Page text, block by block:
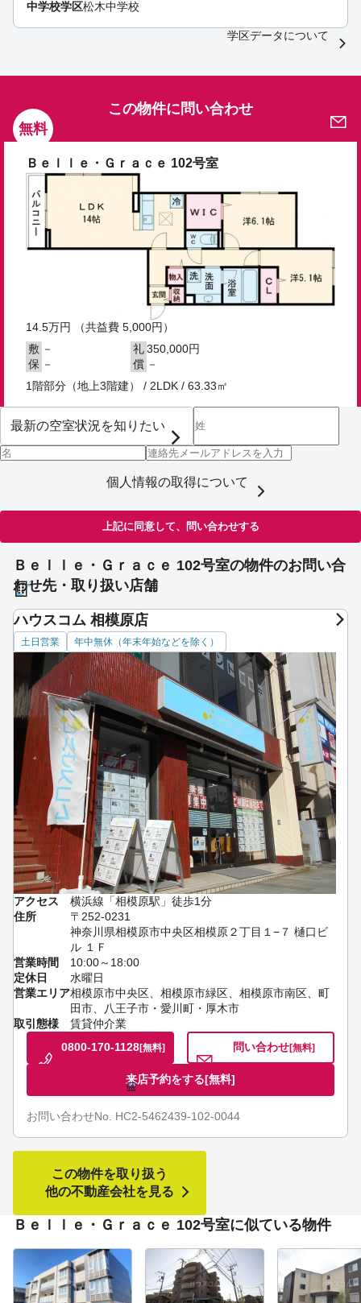
中学校学区松木中学校
学区データについて
無料
この物件に問い合わせ
Ｂｅｌｌｅ・Ｇｒａｃｅ 102号室
14.5万円
（共益費 5,000円）
敷 － 礼350,000円
保 － 償 －
1階部分（地上3階建） / 2LDK / 63.33㎡
個人情報の取得について
上記に同意して、問い合わせする
Ｂｅｌｌｅ・Ｇｒａｃｅ 102号室の物件のお問い合
わせ先・取り扱い店舗
ハウスコム 相模原店
土日営業 年中無休（年末年始などを除く）
アクセス
横浜線「相模原駅」徒歩1分
住所
〒252-0231
神奈川県相模原市中央区相模原２丁目１−７ 樋口ビ
ル １Ｆ
営業時間
10:00～18:00
定休日
水曜日
営業エリア相模原市中央区、相模原市緑区、相模原市南区、町
田市、八王子市・愛川町・厚木市
取引態様
賃貸仲介業
0800-170-1128[無料] 問い合わせ[無料]
来店予約をする[無料]
お問い合わせNo. HC2-5462439-102-0044
この物件を取り扱う
他の不動産会社を見る
Ｂｅｌｌｅ・Ｇｒａｃｅ 102号室に似ている物件